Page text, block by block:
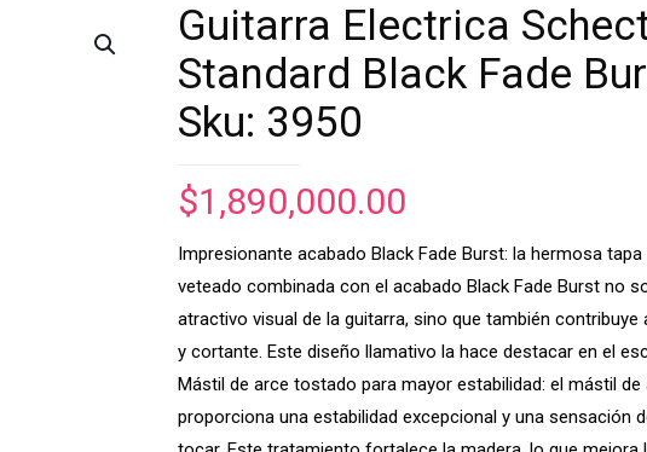
Guitarra Electrica
Standard Black Fade
Sku: 3950
$1,890,000.00
Impresionante acabado Black Fade Burst: la hermosa
veteado combinada con el acabado Black Fade Burst no
atractivo visual de la guitarra, sino que también contribuye
y cortante. Este diseño llamativo la hace destacar en el
Mástil de arce tostado para mayor estabilidad: el mástil
proporciona una estabilidad excepcional y una sensación